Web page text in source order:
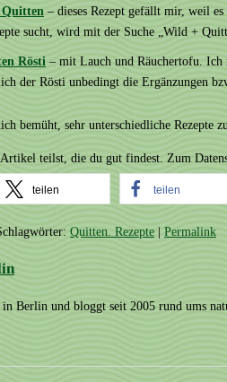
– dieses Rezept gefällt mir, weil
sucht, wird mit der Suche „Wild +
Rösti – mit Lauch und Räuchertofu. Ich
der Rösti unbedingt die Ergänzungen
bemüht, sehr unterschiedliche Rezepte
teilst, die du gut findest. Zum
teilen teilen
Quitten. Rezepte | Permalink
Berlin und bloggt seit 2005 rund ums